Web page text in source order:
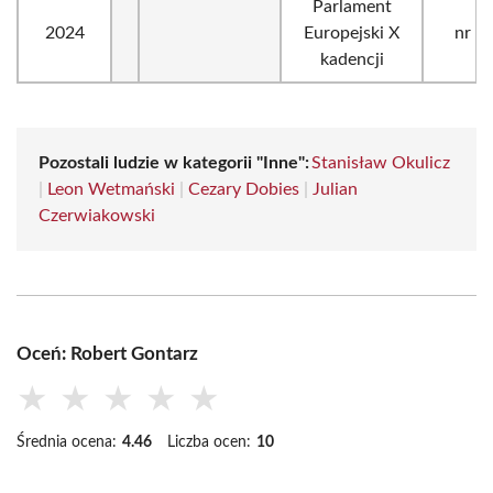
2024
Parlament
Europejski X
kadencji
nr 3
Pozostali ludzie w kategorii "Inne":Stanisław Okulicz
Leon Wetmański Cezary Dobies
Julian
Czerwiakowski
Oceń: Robert Gontarz
★ ★ ★ ★ ★
Średnia ocena: 4.46 Liczba ocen: 10